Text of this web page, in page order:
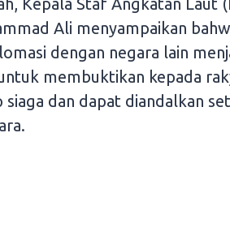
Ali menyampaikan
dengan negara lain
membuktikan kepada
siaga dan dapat diandalkan